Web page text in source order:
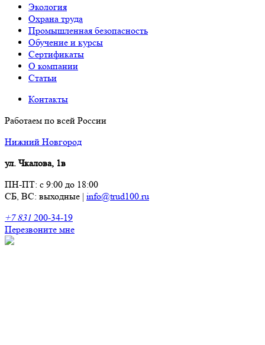
Экология
Охрана труда
Промышленная безопасность
Обучение и курсы
Сертификаты
О компании
Cтатьи
Контакты
Работаем по всей России
Нижний Новгород
ул. Чкалова, 1в
ПН-ПТ: с 9:00 до 18:00
СБ, ВС: выходные | info@trud100.ru
+7 831 200-34-19
Перезвоните мне